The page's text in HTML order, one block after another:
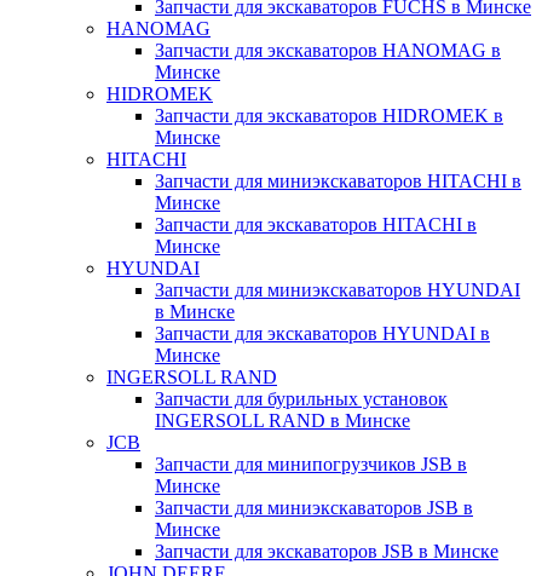
Запчасти для экскаваторов FUCHS в Минске
HANOMAG
Запчасти для экскаваторов HANOMAG в
Минске
HIDROMEK
Запчасти для экскаваторов HIDROMEK в
Минске
HITACHI
Запчасти для миниэкскаваторов HITACHI в
Минске
Запчасти для экскаваторов HITACHI в
Минске
HYUNDAI
Запчасти для миниэкскаваторов HYUNDAI
в Минске
Запчасти для экскаваторов HYUNDAI в
Минске
INGERSOLL RAND
Запчасти для бурильных установок
INGERSOLL RAND в Минске
JCB
Запчасти для минипогрузчиков JSB в
Минске
Запчасти для миниэкскаваторов JSB в
Минске
Запчасти для экскаваторов JSB в Минске